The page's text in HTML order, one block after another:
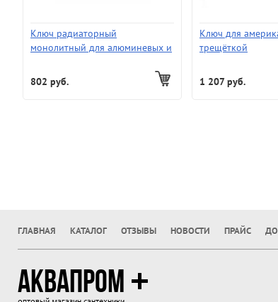
Ключ радиаторный
монолитный для алюминевых и
802 руб.
Ключ для
трещёткой
1 207 руб.
ГЛАВНАЯ КАТАЛОГ ОТЗЫВЫ НОВОСТИ ПРАЙС
АКВАПРОМ